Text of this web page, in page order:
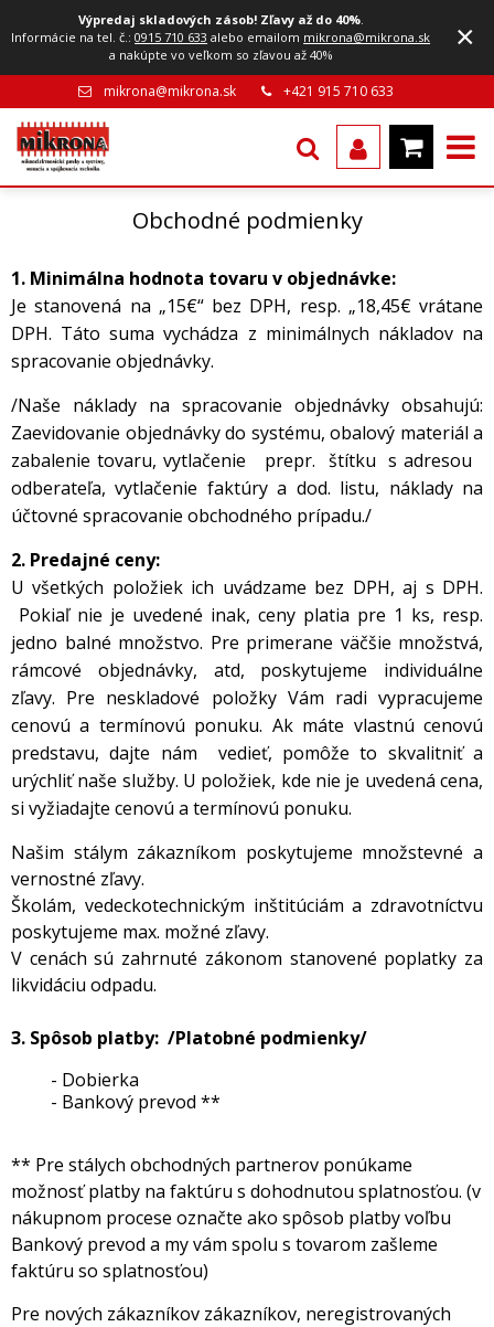
Výpredaj skladových zásob! Zľavy až do 40%.
Informácie na tel. č.:0915 710 633 alebo emailom mikrona@mikrona.sk
a nakúpte vo veľkom so zľavou až 40%
×
mikrona@mikrona.sk +421 915 710 633
Obchodné podmienky
1. Minimálna hodnota tovaru v objednávke:
Je stanovená na „15€“ bez DPH, resp. „18,45€ vrátane
DPH. Táto suma vychádza z minimálnych nákladov na
spracovanie objednávky.
/Naše náklady na spracovanie objednávky obsahujú:
Zaevidovanie objednávky do systému, obalový materiál a
zabalenie tovaru, vytlačenie prepr. štítku s adresou
odberateľa, vytlačenie faktúry a dod. listu, náklady na
účtovné spracovanie obchodného prípadu./
2. Predajné ceny:
U všetkých položiek ich uvádzame bez DPH, aj s DPH.
Pokiaľ nie je uvedené inak, ceny platia pre 1 ks, resp.
jedno balné množstvo. Pre primerane väčšie množstvá,
rámcové objednávky, atd, poskytujeme individuálne
zľavy. Pre neskladové položky Vám radi vypracujeme
cenovú a termínovú ponuku. Ak máte vlastnú cenovú
predstavu, dajte nám vedieť, pomôže to skvalitniť a
urýchliť naše služby. U položiek, kde nie je uvedená cena,
si vyžiadajte cenovú a termínovú ponuku.
Našim stálym zákazníkom poskytujeme množstevné a
vernostné zľavy.
Školám, vedeckotechnickým inštitúciám a zdravotníctvu
poskytujeme max. možné zľavy.
V cenách sú zahrnuté zákonom stanovené poplatky za
likvidáciu odpadu.
3. Spôsob platby: /Platobné podmienky/
- Dobierka
- Bankový prevod **
** Pre stálych obchodných partnerov ponúkame
možnosť platby na faktúru s dohodnutou splatnosťou. (v
nákupnom procese označte ako spôsob platby voľbu
Bankový prevod a my vám spolu s tovarom zašleme
faktúru so splatnosťou)
Pre nových zákazníkov zákazníkov, neregistrovaných